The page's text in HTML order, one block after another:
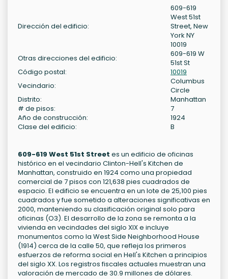
Dirección del edificio:
609-619
West 51st
Street, New
York NY
10019
Otras direcciones del edificio:
609-619 W
51st St
Código postal:
10019
Vecindario:
Columbus
Circle
Distrito:
Manhattan
# de pisos:
7
Año de construcción:
1924
Clase del edificio:
B
609-619 West 51st Street es un edificio de oficinas
histórico en el vecindario Clinton-Hell's Kitchen de
Manhattan, construido en 1924 como una propiedad
comercial de 7 pisos con 121,638 pies cuadrados de
espacio. El edificio se encuentra en un lote de 25,100 pies
cuadrados y fue sometido a alteraciones significativas en
2000, manteniendo su clasificación original solo para
oficinas (O3). El desarrollo de la zona se remonta a la
vivienda en vecindades del siglo XIX e incluye
monumentos como la West Side Neighborhood House
(1914) cerca de la calle 50, que refleja los primeros
esfuerzos de reforma social en Hell's Kitchen a principios
del siglo XX. Los registros fiscales actuales muestran una
valoración de mercado de 30.9 millones de dólares.